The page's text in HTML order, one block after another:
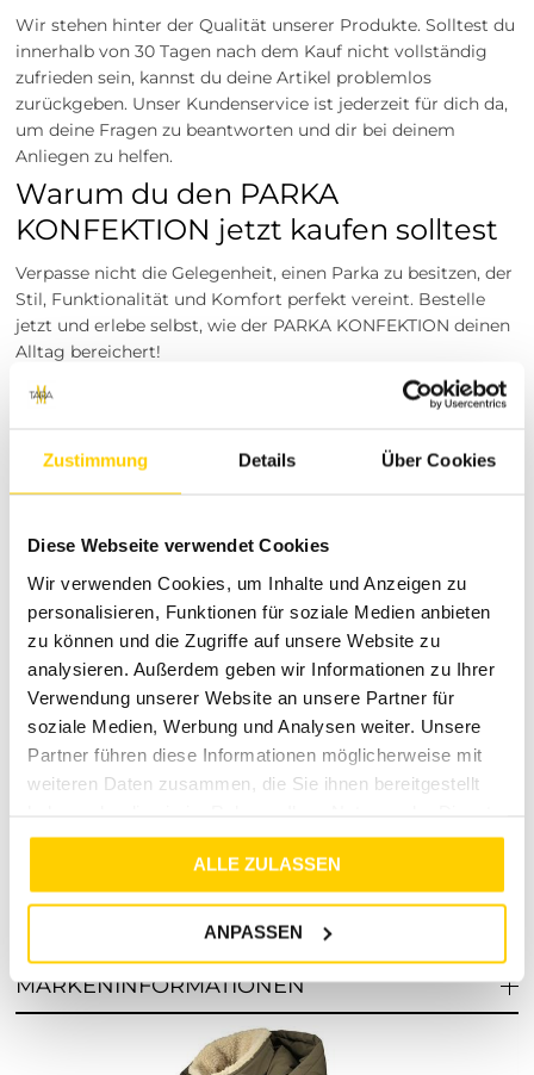
Zustimmung Details Über Cookies
Diese Webseite verwendet Cookies
Wir verwenden Cookies, um Inhalte und Anzeigen zu
personalisieren, Funktionen für soziale Medien anbieten
zu können und die Zugriffe auf unsere Website zu
analysieren. Außerdem geben wir Informationen zu Ihrer
Verwendung unserer Website an unsere Partner für
soziale Medien, Werbung und Analysen weiter. Unsere
Partner führen diese Informationen möglicherweise mit
weiteren Daten zusammen, die Sie ihnen bereitgestellt
gesammelt haben.
ALLE ZULASSEN
ANPASSEN
Wir stehen hinter der Qualität unserer Produkte. Solltest du
innerhalb von 30 Tagen nach dem Kauf nicht vollständig
zufrieden sein, kannst du deine Artikel problemlos
zurückgeben. Unser Kundenservice ist jederzeit für dich da,
um deine Fragen zu beantworten und dir bei deinem
Anliegen zu helfen.
Warum du den PARKA
KONFEKTION jetzt kaufen solltest
Verpasse nicht die Gelegenheit, einen Parka zu besitzen, der
Stil, Funktionalität und Komfort perfekt vereint. Bestelle
jetzt und erlebe selbst, wie der PARKA KONFEKTION deinen
Alltag bereichert!
Besuche unsere Stores
anprobieren? Besuche einen unserer Tara-M Stores in
Modeexperten vor Ort beraten dich gerne!
Über uns
Bei Tara-M legen wir großen Wert auf Qualität, Stil und
Kundenzufriedenheit. Unser Sortiment bietet eine breite
Auswahl an modischen Kleidungsstücken, die nicht nur gut
aussehen, sondern auch langlebig und funktional sind.
Entdecke die neuesten Trends und Klassiker, die deinen
persönlichen Stil unterstreichen. Bei Fragen oder
Anregungen steht dir unser freundliches Team jederzeit zur
RETOURE / REKLAMATION
MARKENINFORMATIONEN